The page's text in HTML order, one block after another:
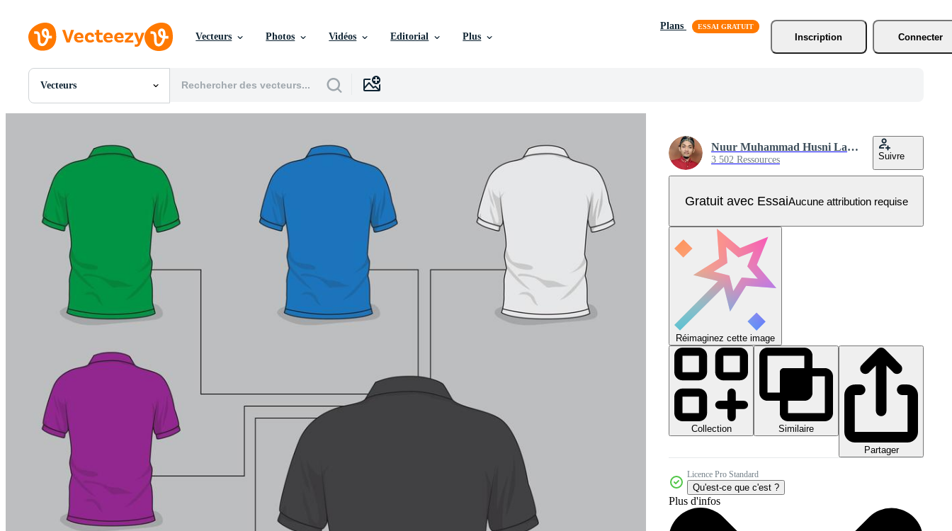
Vecteurs Photos Vidéos Editorial Plus
Plans
Inscription
Connecter
Vecteurs
Toutes Images
SVGs
Vidéos
Motion graphics
Images Éditoriales
Événements Éditoriaux
Nuur Muhammad Husni Labib
3 502 Ressources Suivre
Gratuit avec EssaiAucune attribution requise
Réimaginez cette image
Collection
Similaire
Partager
Licence Pro Standard
Qu'est-ce que c'est ?
Plus d'infos